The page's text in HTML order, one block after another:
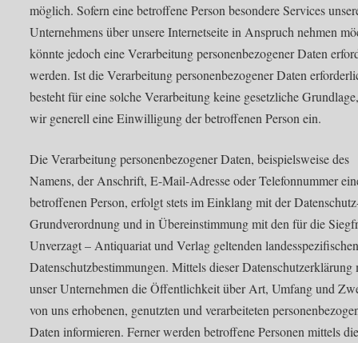
möglich. Sofern eine betroffene Person besondere Services
Unternehmens über unsere Internetseite in Anspruch nehmen
könnte jedoch eine Verarbeitung personenbezogener Daten
werden. Ist die Verarbeitung personenbezogener Daten
besteht für eine solche Verarbeitung keine gesetzliche
wir generell eine Einwilligung der betroffenen Person ein.
Die Verarbeitung personenbezogener Daten, beispielsweise des
Namens, der Anschrift, E-Mail-Adresse oder Telefonnummer
betroffenen Person, erfolgt stets im Einklang mit der
Grundverordnung und in Übereinstimmung mit den für die
Unverzagt – Antiquariat und Verlag geltenden
Datenschutzbestimmungen. Mittels dieser Datenschutzerklärung
unser Unternehmen die Öffentlichkeit über Art, Umfang und
von uns erhobenen, genutzten und verarbeiteten
Daten informieren. Ferner werden betroffene Personen mittels